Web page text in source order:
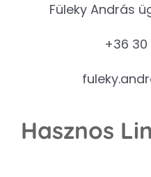
Füleky András
+36
Hasznos